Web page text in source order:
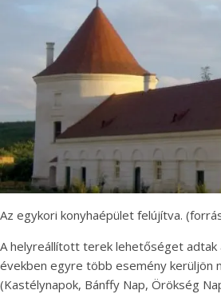
Az egykori konyhaépület felújítva.
A helyreállított terek lehetőséget adtak
években egyre több esemény kerüljön
(Kastélynapok, Bánffy Nap, Örökség